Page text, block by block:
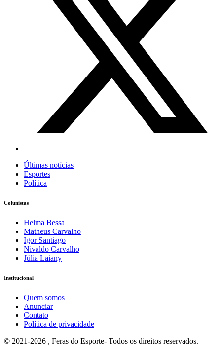
Últimas notícias
Esportes
Política
Colunistas
Helma Bessa
Matheus Carvalho
Igor Santiago
Nivaldo Carvalho
Júlia Laiany
Institucional
Quem somos
Anunciar
Contato
Política de privacidade
© 2021-2026 , Feras do Esporte- Todos os direitos reservados.